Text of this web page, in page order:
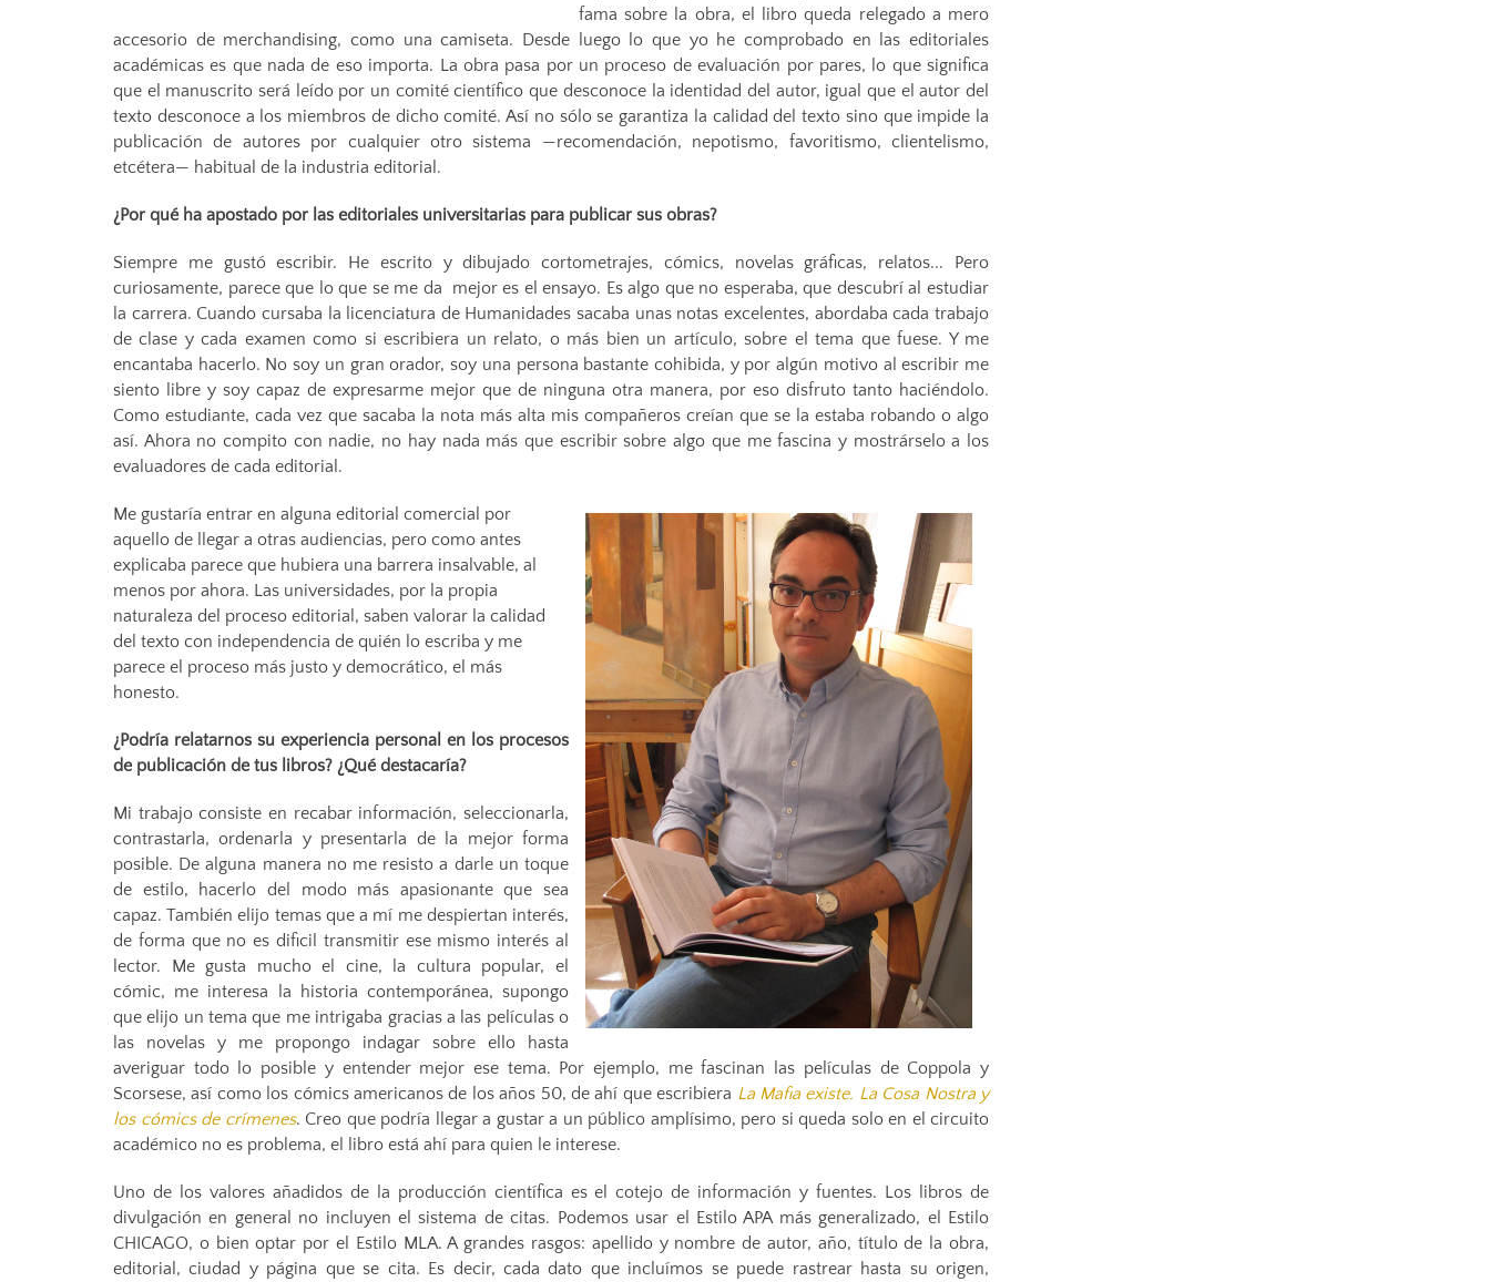
fama sobre la obra, el libro queda relegado a mero
accesorio de merchandising, como una camiseta. Desde luego lo que yo he comprobado en las editoriales
académicas es que nada de eso importa. La obra pasa por un proceso de evaluación por pares, lo que significa
que el manuscrito será leído por un comité científico que desconoce la identidad del autor, igual que el autor del
texto desconoce a los miembros de dicho comité. Así no sólo se garantiza la calidad del texto sino que impide la
publicación de autores por cualquier otro sistema —recomendación, nepotismo, favoritismo, clientelismo,
etcétera— habitual de la industria editorial.
¿Por qué ha apostado por las editoriales universitarias para publicar sus obras?
Siempre me gustó escribir. He escrito y dibujado cortometrajes, cómics, novelas gráficas, relatos... Pero
curiosamente, parece que lo que se me da mejor es el ensayo. Es algo que no esperaba, que descubrí al estudiar
la carrera. Cuando cursaba la licenciatura de Humanidades sacaba unas notas excelentes, abordaba cada trabajo
de clase y cada examen como si escribiera un relato, o más bien un artículo, sobre el tema que fuese. Y me
encantaba hacerlo. No soy un gran orador, soy una persona bastante cohibida, y por algún motivo al escribir me
siento libre y soy capaz de expresarme mejor que de ninguna otra manera, por eso disfruto tanto haciéndolo.
Como estudiante, cada vez que sacaba la nota más alta mis compañeros creían que se la estaba robando o algo
así. Ahora no compito con nadie, no hay nada más que escribir sobre algo que me fascina y mostrárselo a los
evaluadores de cada editorial.
Me gustaría entrar en alguna editorial comercial por
aquello de llegar a otras audiencias, pero como antes
explicaba parece que hubiera una barrera insalvable, al
menos por ahora. Las universidades, por la propia
naturaleza del proceso editorial, saben valorar la calidad
del texto con independencia de quién lo escriba y me
parece el proceso más justo y democrático, el más
honesto.
¿Podría relatarnos su experiencia personal en los procesos
de publicación de tus libros? ¿Qué destacaría?
Mi trabajo consiste en recabar información, seleccionarla,
contrastarla, ordenarla y presentarla de la mejor forma
posible. De alguna manera no me resisto a darle un toque
de estilo, hacerlo del modo más apasionante que sea
capaz. También elijo temas que a mí me despiertan interés,
de forma que no es dificil transmitir ese mismo interés al
lector. Me gusta mucho el cine, la cultura popular, el
cómic, me interesa la historia contemporánea, supongo
que elijo un tema que me intrigaba gracias a las películas o
las novelas y me propongo indagar sobre ello hasta
averiguar todo lo posible y entender mejor ese tema. Por ejemplo, me fascinan las películas de Coppola y
Scorsese, así como los cómics americanos de los años 50, de ahí que escribiera La Mafia existe. La Cosa Nostra y
los cómics de crímenes. Creo que podría llegar a gustar a un público amplísimo, pero si queda solo en el circuito
académico no es problema, el libro está ahí para quien le interese.
Uno de los valores añadidos de la producción científica es el cotejo de información y fuentes. Los libros de
divulgación en general no incluyen el sistema de citas. Podemos usar el Estilo APA más generalizado, el Estilo
CHICAGO, o bien optar por el Estilo MLA. A grandes rasgos: apellido y nombre de autor, año, título de la obra,
editorial, ciudad y página que se cita. Es decir, cada dato que incluímos se puede rastrear hasta su origen,